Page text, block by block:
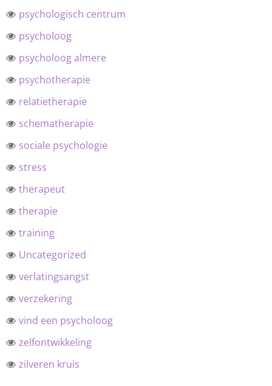
psychologisch centrum
psycholoog
psycholoog almere
psychotherapie
relatietherapie
schematherapie
sociale psychologie
stress
therapeut
therapie
training
Uncategorized
verlatingsangst
verzekering
vind een psycholoog
zelfontwikkeling
zilveren kruis